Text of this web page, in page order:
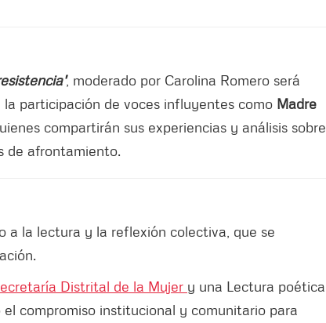
, moderado por Carolina Romero será
participación de voces influyentes como Madre
compartirán sus experiencias y análisis sobre
de afrontamiento.
a la lectura y la reflexión colectiva, que se
Distrital de la Mujer y una Lectura poética
el compromiso institucional y comunitario para